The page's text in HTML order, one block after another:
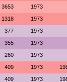
3653 1973
1318 1973
377 1973
355 1973
260 1973
409 1973
409 1973